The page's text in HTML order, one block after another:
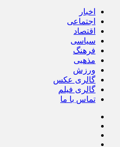
اخبار
اجتماعی
اقتصاد
سیاسی
فرهنگ
مذهبی
ورزش
گالری عکس
گالری فیلم
تماس با ما